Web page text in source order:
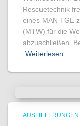
Rescuetechnik
eines MAN TGE
(MTW) für die
abzuschließen.
Weiterlesen
AUSLIEFERUNGEN